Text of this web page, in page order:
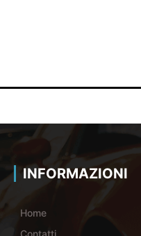
INFORMAZIONI
Home